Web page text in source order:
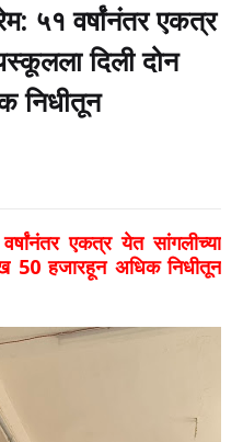
५१ वर्षांनंतर एकत्र
दिली दोन
निधीतून
वर्षांनंतर एकत्र येत सांगलीच्या
50 हजारहून अधिक निधीतून